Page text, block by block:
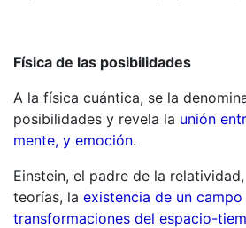
Física de las posibilidades
A la física cuántica, se la
posibilidades y revela la unión
mente, y emoción.
Einstein, el padre de la
teorías, la existencia de un
transformaciones del espacio-